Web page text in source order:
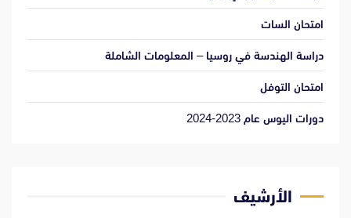
امتحان السات
دراسة الهندسة في روسيا – المعلومات الشاملة
امتحان التوفل
دورات اليوس عام 2023-2024
الأرشيف